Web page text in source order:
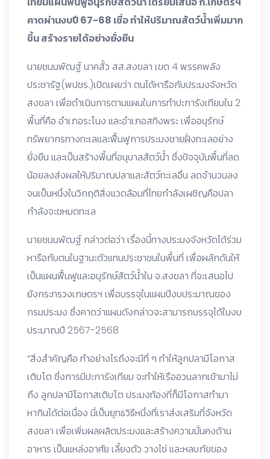
คาดผ่านงบปี 67-68 เชื่อ ทำให้ปริมาณสัตว์น้ำเพิ่มมาก
ขึ้น สร้างรายได้อย่างยั่งยืน
นายชนนพัฒฐ์ นาคสั้ว สส.สงขลา เขต 4 พรรคพลัง
ประชารัฐ(พปชร.)เปิดเผยว่า ตนได้หารือกับประมงจังหวัด
สงขลา เพื่อดำเนินการตามแผนในการทำปะการังเทียมใน 2
พื้นที่คือ อำเภอระโนง และอำเภอสทิงพระ เพื่ออนุรักษ์
ทรัพยากรทางทะเลและฟื้นฟูการประมงชายฝั่งทะเลอย่าง
ยั่งยืน และเป็นสร้างพื้นที่อนุบาลสัตว์น้ำ ซึ่งปัจจุบันพื้นที่ลด
น้อยลงส่งผลให้ปริมาณปลาและสัตว์ทะเลอื่น ลดจำนวนลง
จนเป็นหนึ่งในวิกฤติสิ่งแวดล้อมที่ไทยกำลังเผชิญคือปลา
กำลังจะชหมดทะเล
นายชนนพัฒฐ์ กล่าวต่อว่า เรื่องนี้ทางประมงจังหวัดได้ร่วม
หารือกับตนในฐานะตัวแทนประชาชนในพื้นที่ เพื่อผลักดันให้
เป็นแผนฟื้นฟูและอนุรักษ์สัตว์น้ำใน จ.สงขลา ที่จะเสนอไป
ยังกระทรวงเกษตรฯ เพื่อบรรจุในแผนปีงบประมาณของ
กรมประมง ซึ่งคาดว่าแผนดังกล่าวจะสามารถบรรจุได้ในงบ
ประมาณปี 2567-2568
“สิ่งสำคัญคือ ทำอย่างไรถึงจะมีที่ ๆ ทำให้ลูกปลามีโอกาส
เติบโต ซึ่งการมีปะการังเทียม จะทำให้เรืออวนลากเข้ามาไม่
ถึง ลูกปลามีโอกาสเติบโต ประมงท้องที่ก็มีโอกาสทำมา
หากินได้ต่อเนื่อง นี่เป็นยุทธวิธีหนึ่งที่เราส่งเสริมที่จังหวัด
สงขลา เพื่อเพิ่มผลผลิตประมงและสร้างความมั่นคงด้าน
อาหาร เป็นแหล่งอาศัย เลี้ยงตัว วางไข่ และหลบภัยของ